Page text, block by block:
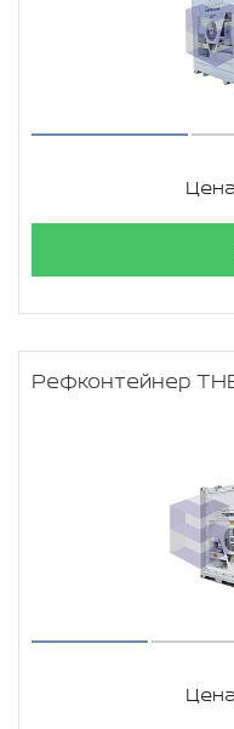
Рефконтейнер